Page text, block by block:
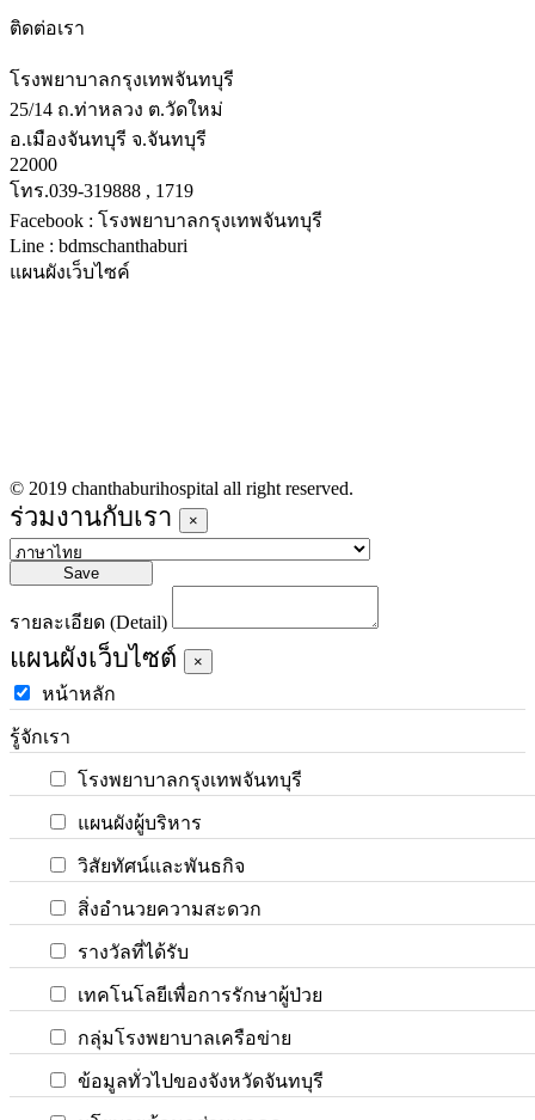
ติดต่อเรา
โรงพยาบาลกรุงเทพจันทบุรี
25/14 ถ.ท่าหลวง ต.วัดใหม่
อ.เมืองจันทบุรี จ.จันทบุรี
22000
โทร.039-319888 , 1719
Facebook : โรงพยาบาลกรุงเทพจันทบุรี
Line : bdmschanthaburi
แผนผังเว็บไซค์
© 2019 chanthaburihospital all right reserved.
ร่วมงานกับเรา ×
Save
รายละเอียด (Detail)
แผนผังเว็บไซต์ ×
หน้าหลัก
รู้จักเรา
โรงพยาบาลกรุงเทพจันทบุรี
แผนผังผู้บริหาร
วิสัยทัศน์และพันธกิจ
สิ่งอำนวยความสะดวก
รางวัลที่ได้รับ
เทคโนโลยีเพื่อการรักษาผู้ป่วย
กลุ่มโรงพยาบาลเครือข่าย
ข้อมูลทั่วไปของจังหวัดจันทบุรี